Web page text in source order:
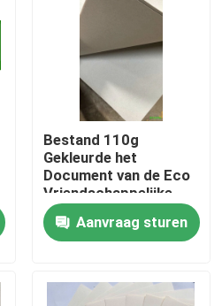
Bestand 110g
Gekleurde het
Document van de Eco
Vriendschappelijke
1092mm Scheur
BroodjesAanvraag sturen